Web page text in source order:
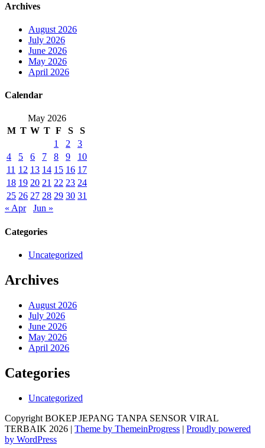
Archives
August 2026
July 2026
June 2026
May 2026
April 2026
Calendar
May 2026
M T W T F S
S
1
2
3
4
5 6 7 8 9
10
11 12 13 14 15 16 17
18 19 20 21 22 23 24
25 26 27 28 29 30 31
« Apr
Jun »
Categories
Uncategorized
Archives
August 2026
July 2026
June 2026
May 2026
April 2026
Categories
Uncategorized
Copyright BOKEP JEPANG TANPA SENSOR VIRAL
TERBAIK 2026 | Theme by ThemeinProgress | Proudly powered
by WordPress